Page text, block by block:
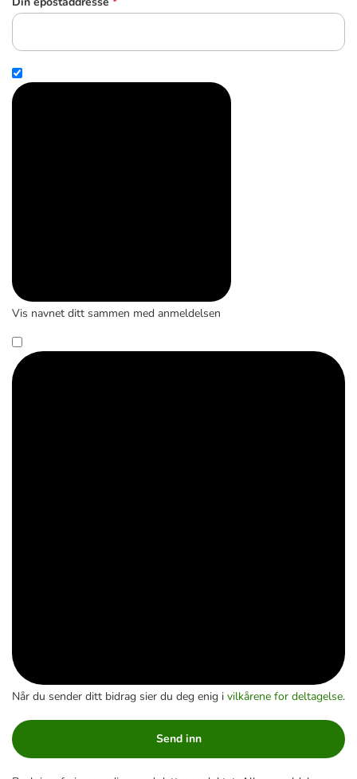
Vis navnet ditt sammen med anmeldelsen
Når du sender ditt bidrag sier du deg enig i vilkårene for deltagelse.
Send inn